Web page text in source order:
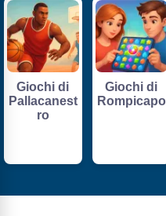
Giochi di
Pallacanest
ro
Giochi di
Rompicapo